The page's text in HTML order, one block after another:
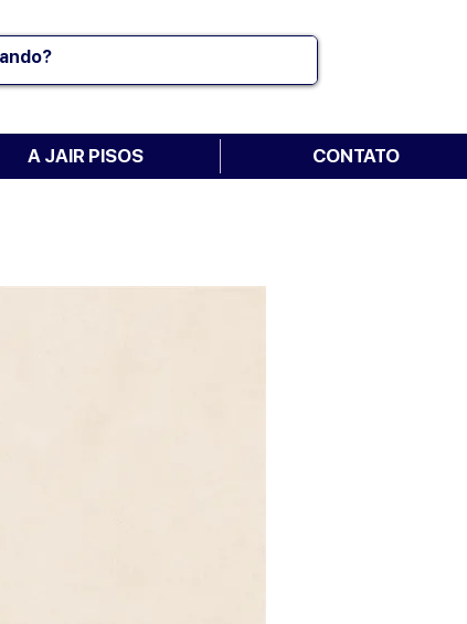
A JAIR PISOS CONTATO